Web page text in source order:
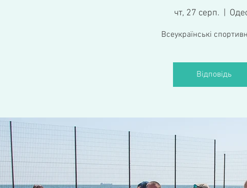
чт, 27 серп.
Всеукраїнські
Відповідь